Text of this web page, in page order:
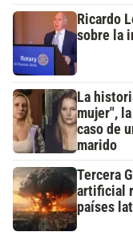
Ricardo
sobre la
La
mujer",
caso de
marido
Tercera
artificial
países